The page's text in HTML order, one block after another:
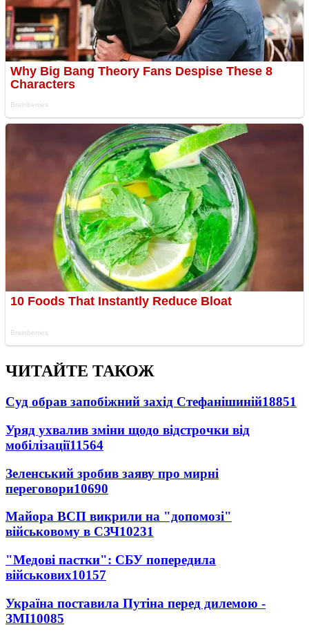
ЧИТАЙТЕ ТАКОЖ
Суд обрав запобіжний захід Стефанішиній18851
Уряд ухвалив зміни щодо відстрочки від
мобілізації11564
Зеленський зробив заяву про мирні
переговори10690
Майора ВСП викрили на "допомозі"
військовому в СЗЧ10231
"Медові пастки": СБУ попередила
військових10157
Україна поставила Путіна перед дилемою -
ЗМІ10085